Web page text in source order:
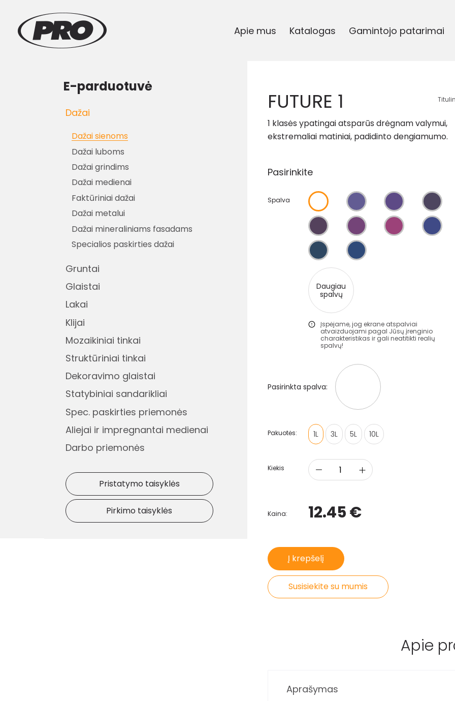
Apie mus Katalogas Gamintojo patarimai
E-parduotuvė
Dažai
Dažai sienoms
Dažai luboms
Dažai grindims
Dažai medienai
Faktūriniai dažai
Dažai metalui
Dažai mineraliniams fasadams
Specialios paskirties dažai
Gruntai
Glaistai
Lakai
Klijai
Mozaikiniai tinkai
Struktūriniai tinkai
Dekoravimo glaistai
Statybiniai sandarikliai
Spec. paskirties priemonės
Aliejai ir impregnantai medienai
Darbo priemonės
Pristatymo taisyklės
Pirkimo taisyklės
FUTURE 1
1 klasės ypatingai atsparūs drėgnam valymui,
ekstremaliai matiniai, padidinto dengiamumo.
Pasirinkite
Spalva
Daugiau
spalvų
Įspėjame, jog ekrane atspalviai
atvaizduojami pagal Jūsų įrenginio
charakteristikas ir gali neatitikti realių
spalvų!
Pasirinkta spalva:
Pakuotės: 1L 3L 5L 10L
Kiekis
Kaina: 12.45 €
Į krepšelį
Susisiekite su mumis
Apie
Aprašymas